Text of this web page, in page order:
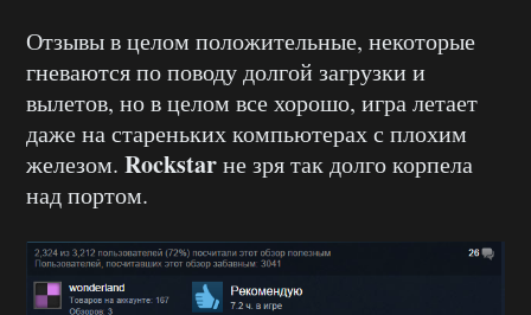
Отзывы в целом положительные, некоторые
гневаются по поводу долгой загрузки и
вылетов, но в целом все хорошо, игра летает
даже на стареньких компьютерах с плохим
железом. Rockstarне зря так долго корпела
над портом.